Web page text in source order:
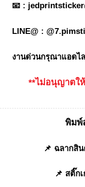
📧 :
LINE@ :
งานด่วนกรุณาแอดไ
**ไม่อนุญาตใ
พิมพ์
📌 ฉลากสิน
📌 สติ๊ก